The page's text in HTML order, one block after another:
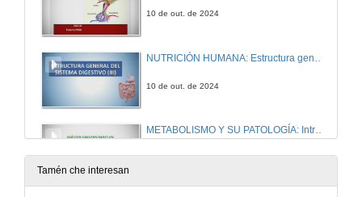
10 de out. de 2024
10 de out. de 2024
METABOLISMO Y SU PATOLOGÍA: Introducción al metabolismo. Catabolismo de la glucosa
11 de out. de 2024
Tamén che interesan